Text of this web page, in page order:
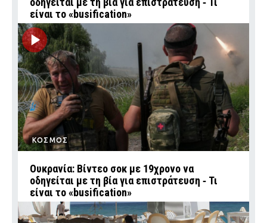
είναι το «busification»
ΚΟΣΜΟΣ
Ουκρανία: Βίντεο σοκ με 19χρονο να
οδηγείται με τη βία για επιστράτευση ‑ Τι
είναι το «busification»